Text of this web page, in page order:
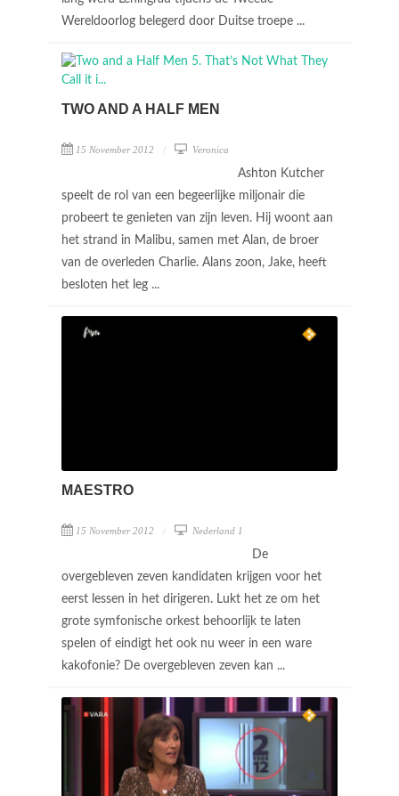
Wereldoorlog belegerd door Duitse troepe ...
TWO AND A HALF MEN
15 November 2012 Veronica
Ashton Kutcher
speelt de rol van een begeerlijke miljonair die
probeert te genieten van zijn leven. Hij woont aan
het strand in Malibu, samen met Alan, de broer
van de overleden Charlie. Alans zoon, Jake, heeft
besloten het leg ...
MAESTRO
15 November 2012 Nederland 1
De
overgebleven zeven kandidaten krijgen voor het
eerst lessen in het dirigeren. Lukt het ze om het
grote symfonische orkest behoorlijk te laten
spelen of eindigt het ook nu weer in een ware
kakofonie? De overgebleven zeven kan ...